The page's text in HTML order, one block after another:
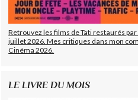
Retrouvez les films de Tati restaurés
juillet 2026. Mes critiques dans mon
Cinéma 2026.
LE LIVRE DU MOIS